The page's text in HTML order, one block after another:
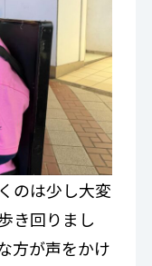
のは少し大変
き回りまし
方が声をかけ